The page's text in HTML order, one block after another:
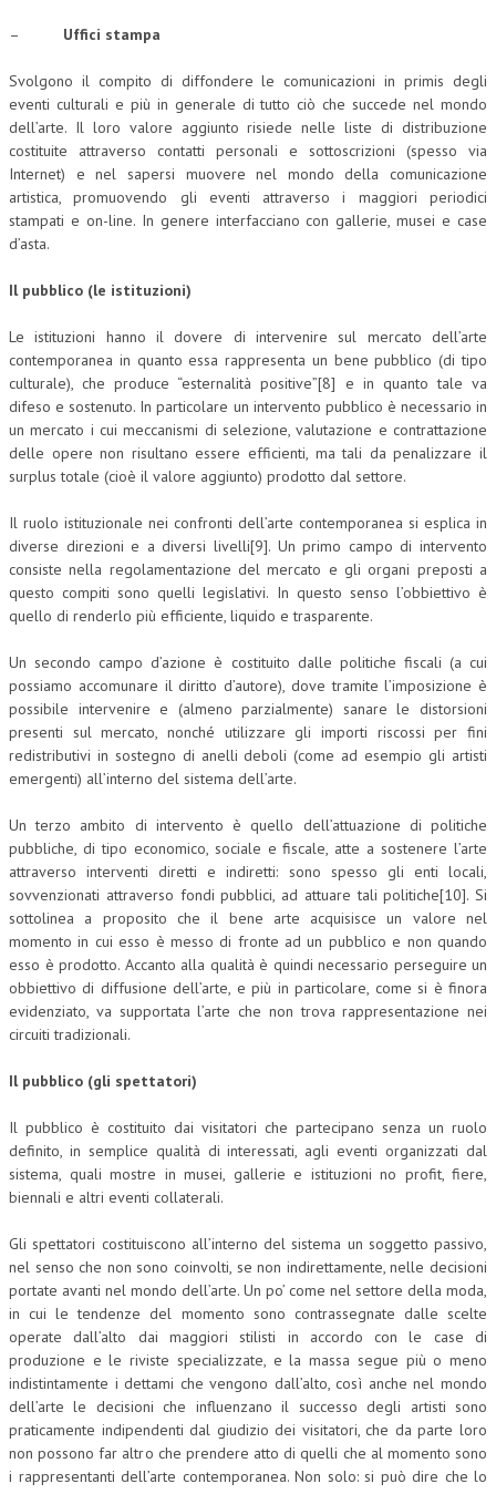
– Uffici stampa
Svolgono il compito di diffondere le comunicazioni in primis degli
eventi culturali e più in generale di tutto ciò che succede nel mondo
dell’arte. Il loro valore aggiunto risiede nelle liste di distribuzione
costituite attraverso contatti personali e sottoscrizioni (spesso via
Internet) e nel sapersi muovere nel mondo della comunicazione
artistica, promuovendo gli eventi attraverso i maggiori periodici
stampati e on-line. In genere interfacciano con gallerie, musei e case
d’asta.
Il pubblico (le istituzioni)
Le istituzioni hanno il dovere di intervenire sul mercato dell’arte
contemporanea in quanto essa rappresenta un bene pubblico (di tipo
culturale), che produce “esternalità positive”[8] e in quanto tale va
difeso e sostenuto. In particolare un intervento pubblico è necessario in
un mercato i cui meccanismi di selezione, valutazione e contrattazione
delle opere non risultano essere efficienti, ma tali da penalizzare il
surplus totale (cioè il valore aggiunto) prodotto dal settore.
Il ruolo istituzionale nei confronti dell’arte contemporanea si esplica in
diverse direzioni e a diversi livelli[9]. Un primo campo di intervento
consiste nella regolamentazione del mercato e gli organi preposti a
questo compiti sono quelli legislativi. In questo senso l’obbiettivo è
quello di renderlo più efficiente, liquido e trasparente.
Un secondo campo d’azione è costituito dalle politiche fiscali (a cui
possiamo accomunare il diritto d’autore), dove tramite l’imposizione è
possibile intervenire e (almeno parzialmente) sanare le distorsioni
presenti sul mercato, nonché utilizzare gli importi riscossi per fini
redistributivi in sostegno di anelli deboli (come ad esempio gli artisti
emergenti) all’interno del sistema dell’arte.
Un terzo ambito di intervento è quello dell’attuazione di politiche
pubbliche, di tipo economico, sociale e fiscale, atte a sostenere l’arte
attraverso interventi diretti e indiretti: sono spesso gli enti locali,
sovvenzionati attraverso fondi pubblici, ad attuare tali politiche[10]. Si
sottolinea a proposito che il bene arte acquisisce un valore nel
momento in cui esso è messo di fronte ad un pubblico e non quando
esso è prodotto. Accanto alla qualità è quindi necessario perseguire un
obbiettivo di diffusione dell’arte, e più in particolare, come si è finora
evidenziato, va supportata l’arte che non trova rappresentazione nei
circuiti tradizionali.
Il pubblico (gli spettatori)
Il pubblico è costituito dai visitatori che partecipano senza un ruolo
definito, in semplice qualità di interessati, agli eventi organizzati dal
sistema, quali mostre in musei, gallerie e istituzioni no profit, fiere,
biennali e altri eventi collaterali.
Gli spettatori costituiscono all’interno del sistema un soggetto passivo,
nel senso che non sono coinvolti, se non indirettamente, nelle decisioni
portate avanti nel mondo dell’arte. Un po’ come nel settore della moda,
in cui le tendenze del momento sono contrassegnate dalle scelte
operate dall’alto dai maggiori stilisti in accordo con le case di
produzione e le riviste specializzate, e la massa segue più o meno
indistintamente i dettami che vengono dall’alto, così anche nel mondo
dell’arte le decisioni che influenzano il successo degli artisti sono
praticamente indipendenti dal giudizio dei visitatori, che da parte loro
non possono far altro che prendere atto di quelli che al momento sono
i rappresentanti dell’arte contemporanea. Non solo: si può dire che lo